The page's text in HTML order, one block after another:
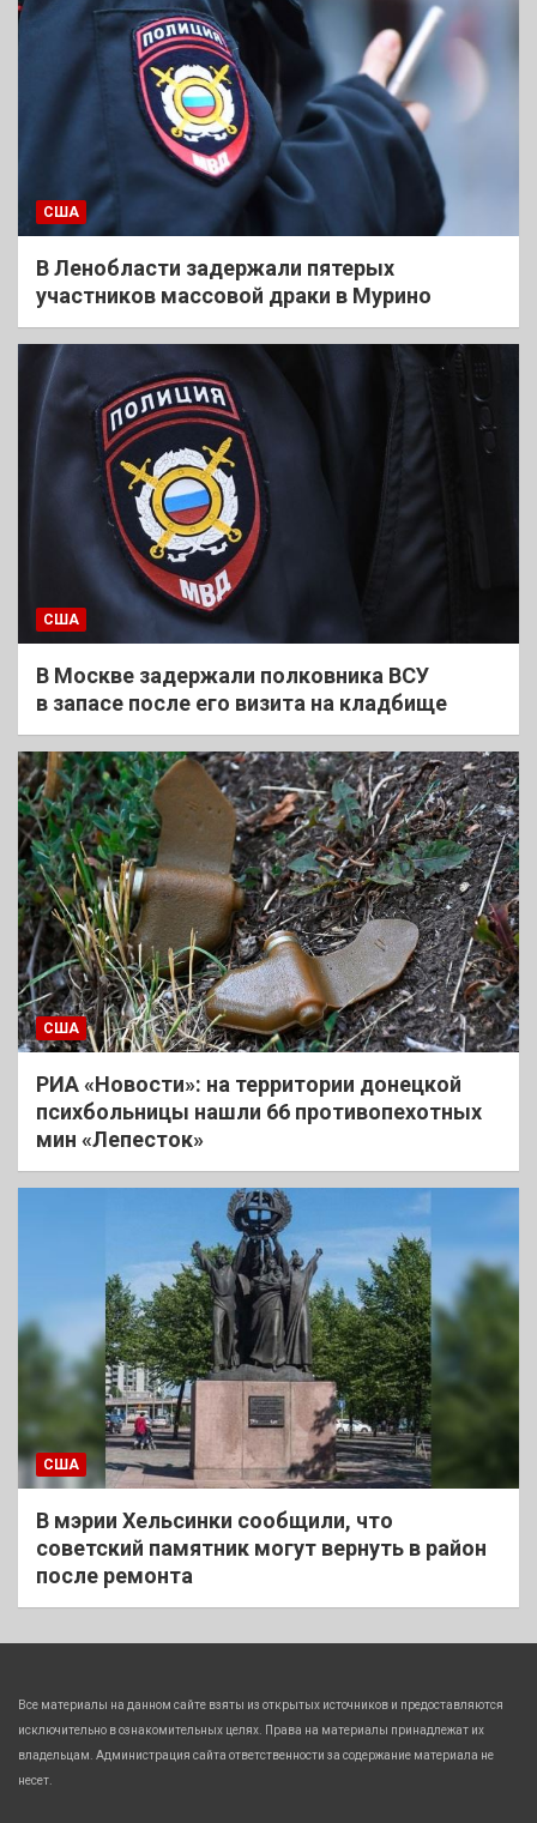
США
В Ленобласти задержали пятерых
участников массовой драки в Мурино
США
В Москве задержали полковника ВСУ
в запасе после его визита на кладбище
США
РИА «Новости»: на территории донецкой
психбольницы нашли 66 противопехотных
мин «Лепесток»
США
В мэрии Хельсинки сообщили, что
советский памятник могут вернуть в район
после ремонта
Все материалы на данном сайте взяты из открытых источников и предоставляются
исключительно в ознакомительных целях. Права на материалы принадлежат их
владельцам. Администрация сайта ответственности за содержание материала не
несет.